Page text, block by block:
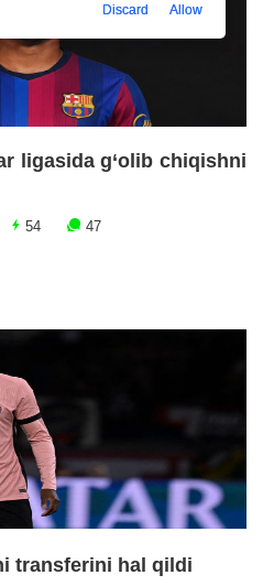
ligasida g‘olib chiqishni
54 47
transferini hal qildi
Discard Allow